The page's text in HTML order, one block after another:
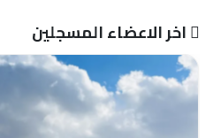
اخر الاعضاء المسجلين